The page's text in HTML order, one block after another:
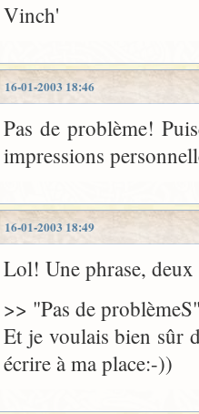
Vinch'
16-01-2003 18:46
Pas de problème!
impressions
16-01-2003 18:49
Lol! Une phrase,
>> "Pas de
Et je voulais bien sûr
écrire à ma place:-))